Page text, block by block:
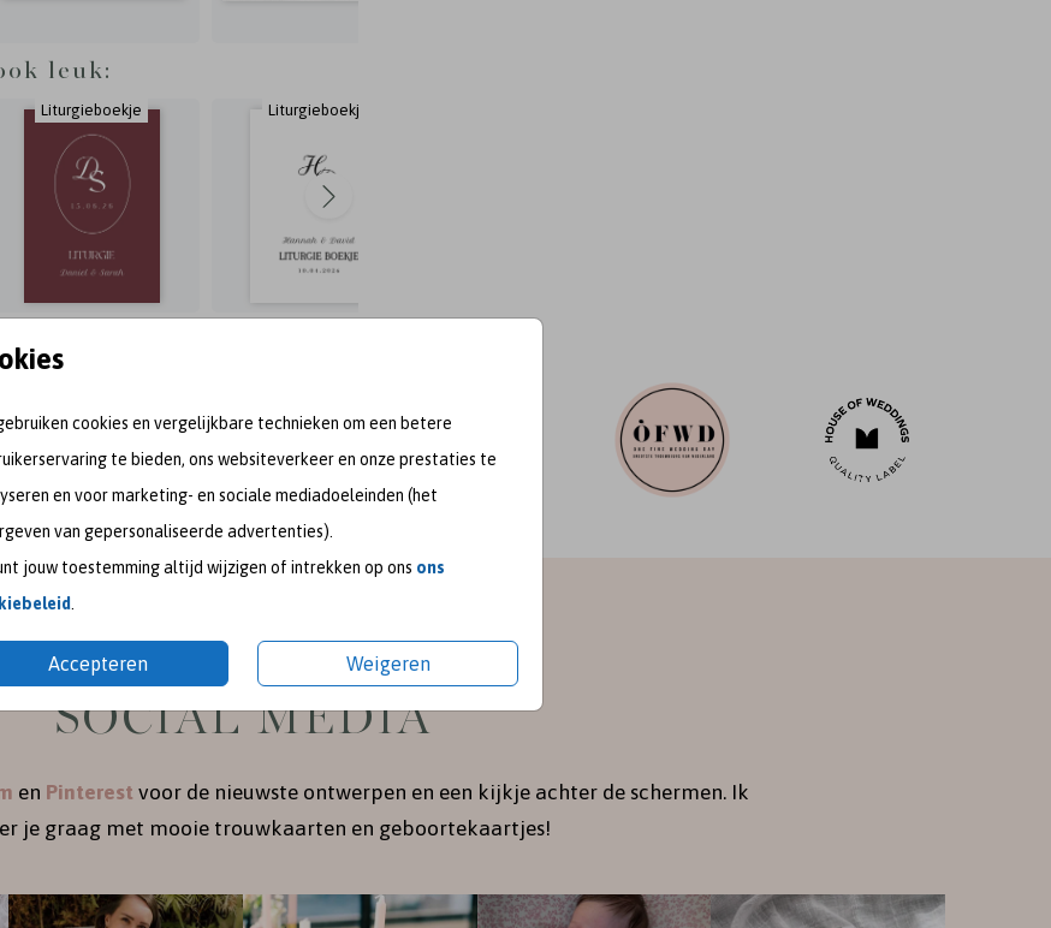
cookies en vergelijkbare technieken om een betere
te bieden, ons websiteverkeer en onze prestaties te
en voor marketing- en sociale mediadoeleinden (het
van gepersonaliseerde advertenties).
jouw toestemming altijd wijzigen of intrekken op ons ons
Accepteren Weigeren
leuk:
Liturgieboekje Liturgieboekje
meet me on
SOCIAL MEDIA
en Pinterest voor de nieuwste ontwerpen en een kijkje achter de schermen. Ik
je graag met mooie trouwkaarten en geboortekaartjes!